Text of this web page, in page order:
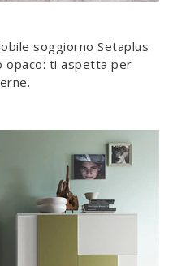
soggiorno Setaplus
opaco: ti aspetta per